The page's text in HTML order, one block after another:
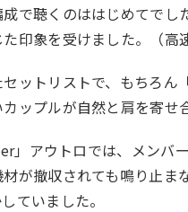
で聴くのははじめてで
印象を受けました。（
ットリストで、もちろん
ップルが自然と肩を寄
」アウトロでは、メンバ
が撤収されても鳴り止ま
ていました。